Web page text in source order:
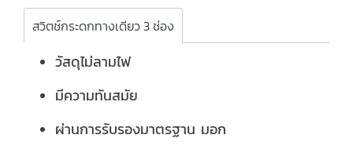
สวิตช์กระดกทางเดียว 3 ช่อง
วัสดุไม่ลามไฟ
มีความทันสมัย
ผ่านการรับรองมาตรฐาน มอก